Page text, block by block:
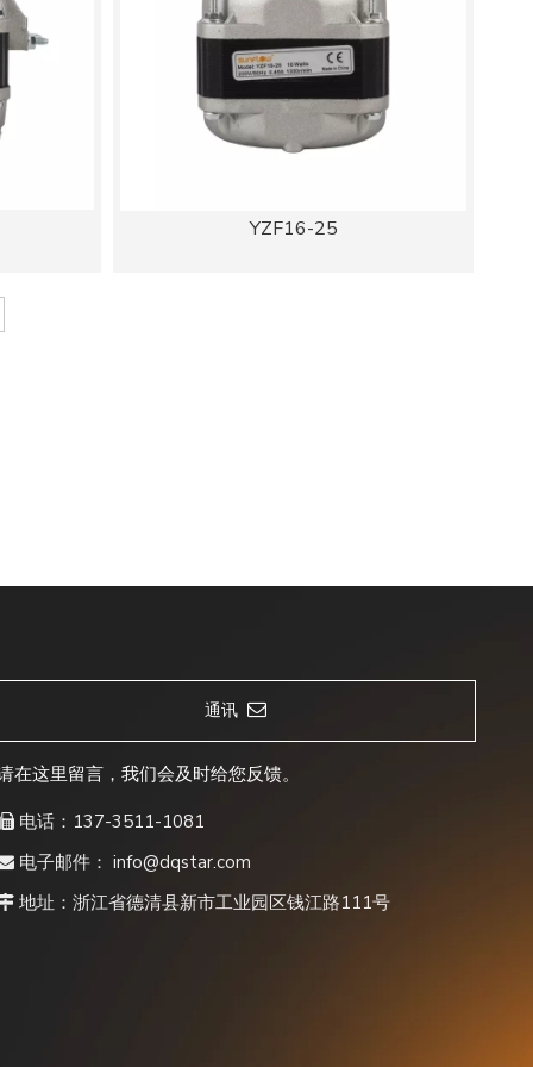
YZF16-25
通讯
在这里留言，我们会及时给您反馈。
电话：137-3511-1081
电子邮件： info@dqstar.com
地址：浙江省德清县新市工业园区钱江路111号